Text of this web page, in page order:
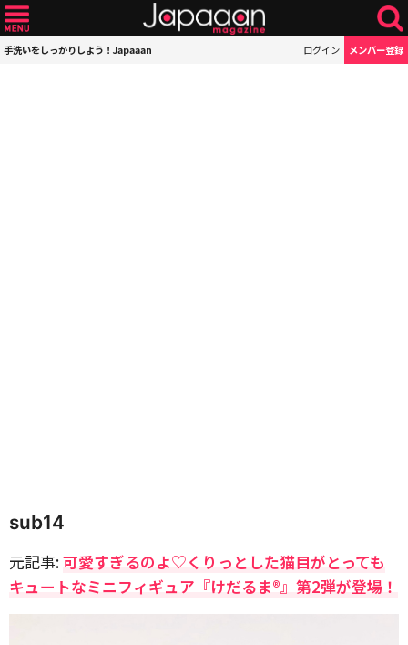
手洗いをしっかりしよう！Japaaan ログイン メンバー登録
sub14
元記事:可愛すぎるのよ♡くりっとした猫目がとっても
キュートなミニフィギュア『けだるま®』第2弾が登場！